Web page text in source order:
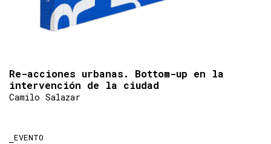
Re-acciones urbanas. Bottom-up en la
intervención de la ciudad
Camilo Salazar
EVENTO